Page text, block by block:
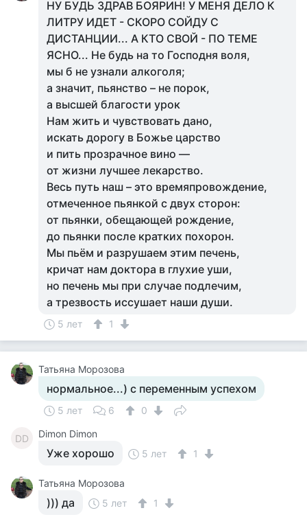
НУ БУДЬ ЗДРАВ БОЯРИН! У МЕНЯ ДЕЛО К
ЛИТРУ ИДЕТ - СКОРО СОЙДУ С
ДИСТАНЦИИ... А КТО СВОЙ - ПО ТЕМЕ
ЯСНО... Не будь на то Господня воля,
мы б не узнали алкоголя;
а значит, пьянство – не порок,
а высшей благости урок
Нам жить и чувствовать дано,
искать дорогу в Божье царство
и пить прозрачное вино —
от жизни лучшее лекарство.
Весь путь наш – это времяпровождение,
отмеченное пьянкой с двух сторон:
от пьянки, обещающей рождение,
до пьянки после кратких похорон.
Мы пьём и разрушаем этим печень,
кричат нам доктора в глухие уши,
но печень мы при случае подлечим,
а трезвость иссушает наши души.
5 лет 1
Татьяна Морозова
нормальное...) с переменным успехом
5 лет 6 0
DD Dimon Dimon
Уже хорошо 5 лет 1
Татьяна Морозова
))) да 5 лет 1